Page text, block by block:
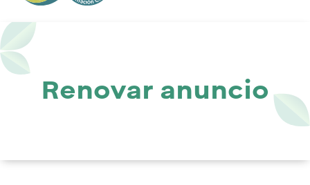
Renovar anuncio